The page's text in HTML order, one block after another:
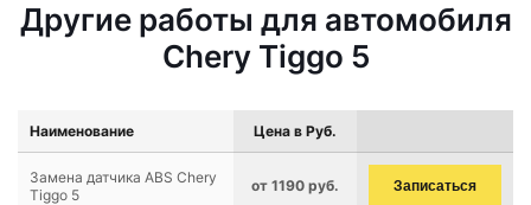
Другие работы для автомобиля
Chery Tiggo 5
Наименование Цена в Руб.
Замена датчика ABS Chery
Tiggo 5
от 1190 руб. Записаться